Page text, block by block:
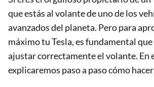
que estás al volante de uno de los
avanzados del planeta. Pero para
máximo tu Tesla, es fundamental
ajustar correctamente el volante. En
explicaremos paso a paso cómo